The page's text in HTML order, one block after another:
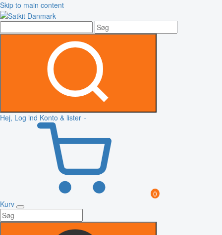
Skip to main content
Hej, Log ind Konto & lister
0
Kurv